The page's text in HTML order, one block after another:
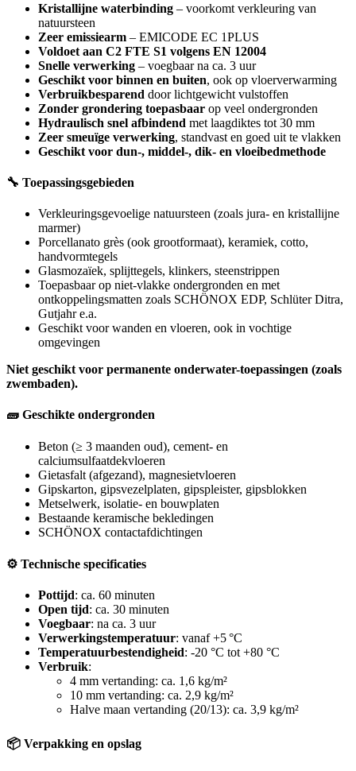
Kristallijne waterbinding – voorkomt verkleuring van
natuursteen
Zeer emissiearm – EMICODE EC 1PLUS
Voldoet aan C2 FTE S1 volgens EN 12004
Snelle verwerking – voegbaar na ca. 3 uur
Geschikt voor binnen en buiten, ook op vloerverwarming
Verbruikbesparend door lichtgewicht vulstoffen
Zonder grondering toepasbaar op veel ondergronden
Hydraulisch snel afbindend met laagdiktes tot 30 mm
Zeer smeuïge verwerking, standvast en goed uit te vlakken
Geschikt voor dun-, middel-, dik- en vloeibedmethode
🔧 Toepassingsgebieden
Verkleuringsgevoelige natuursteen (zoals jura- en kristallijne
marmer)
Porcellanato grès (ook grootformaat), keramiek, cotto,
handvormtegels
Glasmozaïek, splijttegels, klinkers, steenstrippen
Toepasbaar op niet-vlakke ondergronden en met
ontkoppelingsmatten zoals SCHÖNOX EDP, Schlüter Ditra,
Gutjahr e.a.
Geschikt voor wanden en vloeren, ook in vochtige
omgevingen
Niet geschikt voor permanente onderwater-toepassingen (zoals
zwembaden).
🧱 Geschikte ondergronden
Beton (≥ 3 maanden oud), cement- en
calciumsulfaatdekvloeren
Gietasfalt (afgezand), magnesietvloeren
Gipskarton, gipsvezelplaten, gipspleister, gipsblokken
Metselwerk, isolatie- en bouwplaten
Bestaande keramische bekledingen
SCHÖNOX contactafdichtingen
⚙️ Technische specificaties
Pottijd: ca. 60 minuten
Open tijd: ca. 30 minuten
Voegbaar: na ca. 3 uur
Verwerkingstemperatuur: vanaf +5 °C
Temperatuurbestendigheid: -20 °C tot +80 °C
Verbruik:
4 mm vertanding: ca. 1,6 kg/m²
10 mm vertanding: ca. 2,9 kg/m²
Halve maan vertanding (20/13): ca. 3,9 kg/m²
📦 Verpakking en opslag